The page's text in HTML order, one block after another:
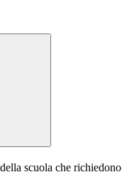
scuola che richiedono